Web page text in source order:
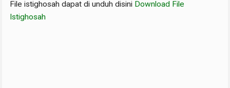
File istighosah dapat di unduh disini Download File
Istighosah